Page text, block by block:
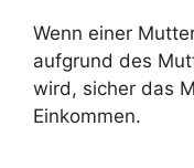
Wenn einer
aufgrund des
wird, sicher das
Einkommen.